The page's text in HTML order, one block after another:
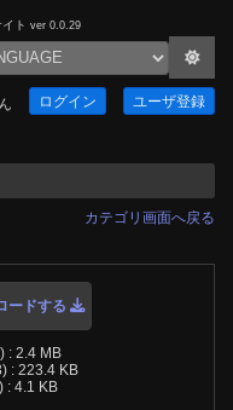
ト ver 0.0.29
ログイン ユーザ登録
カテゴリ画面へ戻る
ードする
: 2.4 MB
: 223.4 KB
: 4.1 KB